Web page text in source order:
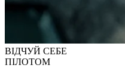
ВІДЧУЙ СЕБЕ
ПІЛОТОМ